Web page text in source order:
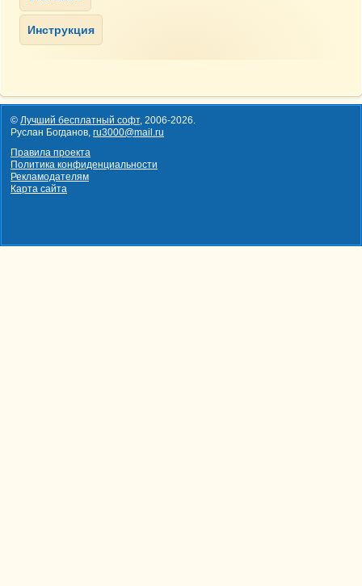
© Лучший бесплатный софт, 2006-2026.
Руслан Богданов, ru3000@mail.ru
Правила проекта
Политика конфиденциальности
Рекламодателям
Карта сайта